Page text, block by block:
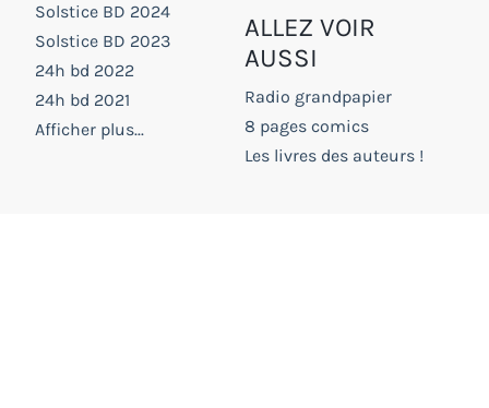
Solstice BD 2024
Solstice BD 2023
24h bd 2022
24h bd 2021
Afficher plus...
ALLEZ VOIR
AUSSI
Radio grandpapier
8 pages comics
Les livres des auteurs !